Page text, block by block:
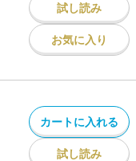
試し読み
お気に入り
カートに入れる
試し読み